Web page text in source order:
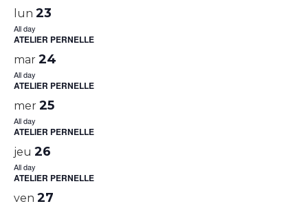
lun 23
All day
ATELIER PERNELLE
mar 24
All day
ATELIER PERNELLE
mer 25
All day
ATELIER PERNELLE
jeu 26
All day
ATELIER PERNELLE
ven 27